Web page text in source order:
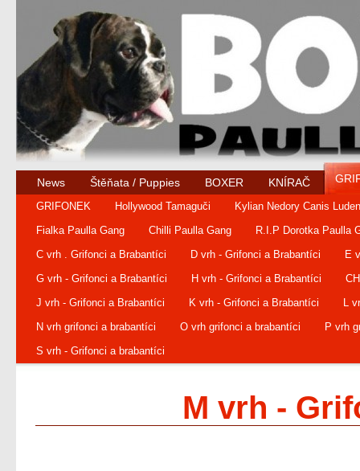
News Štěňata / Puppies BOXER KNÍRAČ
GRIFONEK Hollywood Tamaguči
Kylian Nedory Canis
Fialka Paulla Gang
Chilli Paulla Gang
R.I.P Dorotka Paulla
C vrh . Grifonci a Brabantíci
D vrh - Grifonci a Brabantíci
E
G vrh - Grifonci a Brabantíci
H vrh - Grifonci a Brabantíci
J vrh - Grifonci a Brabantíci
K vrh - Grifonci a Brabantíci
L
N vrh grifonci a brabantíci
O vrh grifonci a brabantíci
P vrh
S vrh - Grifonci a brabantíci
M vrh -